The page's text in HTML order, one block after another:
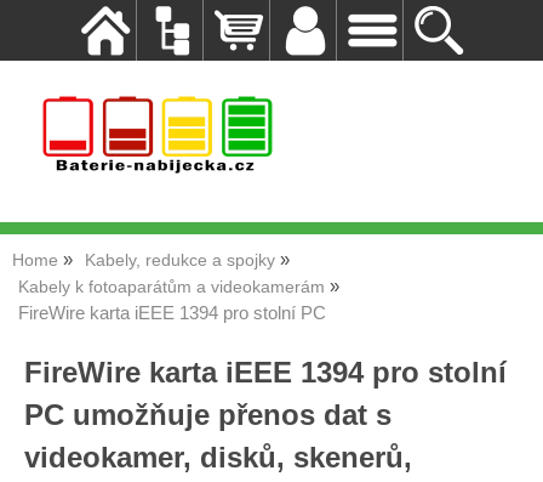
Home
Kabely, redukce a spojky
Kabely k fotoaparátům a videokamerám
FireWire karta iEEE 1394 pro stolní PC
FireWire karta iEEE 1394 pro stolní
PC umožňuje přenos dat s
videokamer, disků, skenerů,